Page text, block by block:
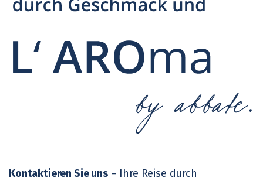
Kontaktieren Sie uns– Ihre Reise durch